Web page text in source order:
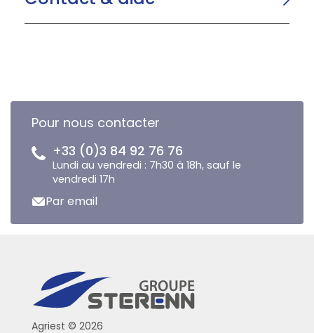
Pour nous contacter
+33 (0)3 84 92 76 76
Lundi au vendredi : 7h30 à 18h, sauf le
vendredi 17h
Par email
Agriest © 2026